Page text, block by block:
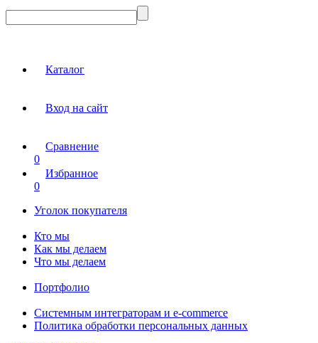
Каталог
Вход на сайт
Сравнение
0
Избранное
0
Уголок покупателя
Кто мы
Как мы делаем
Что мы делаем
Портфолио
Системным интеграторам и e-commerce
Политика обработки персональных данных